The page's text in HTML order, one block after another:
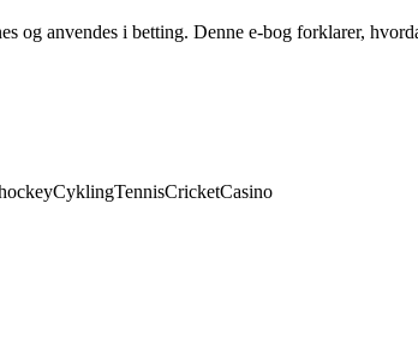
og anvendes i betting. Denne e-bog forklarer,
CyklingTennisCricketCasino